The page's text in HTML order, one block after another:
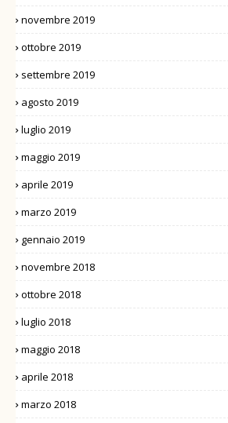
novembre 2019
ottobre 2019
settembre 2019
agosto 2019
luglio 2019
maggio 2019
aprile 2019
marzo 2019
gennaio 2019
novembre 2018
ottobre 2018
luglio 2018
maggio 2018
aprile 2018
marzo 2018